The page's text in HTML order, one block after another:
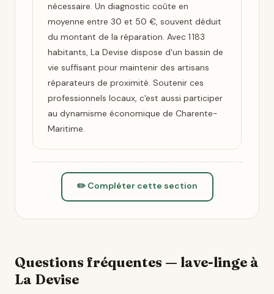
nécessaire. Un diagnostic coûte en
moyenne entre 30 et 50 €, souvent déduit
du montant de la réparation. Avec 1 183
habitants, La Devise dispose d'un bassin de
vie suffisant pour maintenir des artisans
réparateurs de proximité. Soutenir ces
professionnels locaux, c'est aussi participer
au dynamisme économique de Charente-
Maritime.
✏️ Compléter cette section
Questions fréquentes — lave-linge à
La Devise